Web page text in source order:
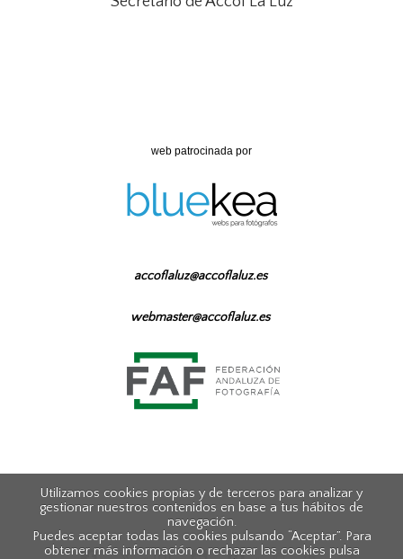
web patrocinada por
accoflaluz@accoflaluz.es
webmaster@accoflaluz.es
Utilizamos cookies propias y de terceros para analizar y
gestionar nuestros contenidos en base a tus hábitos de
navegación.
Puedes aceptar todas las cookies pulsando “Aceptar”. Para
obtener más información o rechazar las cookies pulsa